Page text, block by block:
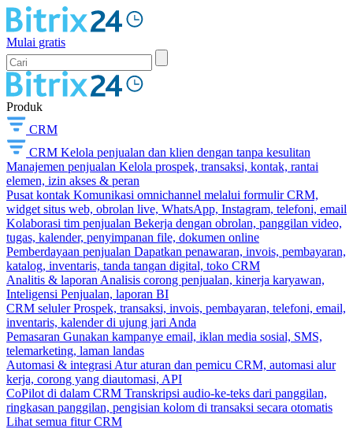
Mulai gratis
Produk
CRM
CRM Kelola penjualan dan klien dengan tanpa kesulitan
Manajemen penjualan Kelola prospek, transaksi, kontak, rantai
elemen, izin akses & peran
Pusat kontak Komunikasi omnichannel melalui formulir CRM,
widget situs web, obrolan live, WhatsApp, Instagram, telefoni, email
Kolaborasi tim penjualan Bekerja dengan obrolan, panggilan video,
tugas, kalender, penyimpanan file, dokumen online
Pemberdayaan penjualan Dapatkan penawaran, invois, pembayaran,
katalog, inventaris, tanda tangan digital, toko CRM
Analitis & laporan Analisis corong penjualan, kinerja karyawan,
Inteligensi Penjualan, laporan BI
CRM seluler Prospek, transaksi, invois, pembayaran, telefoni, email,
inventaris, kalender di ujung jari Anda
Pemasaran Gunakan kampanye email, iklan media sosial, SMS,
telemarketing, laman landas
Automasi & integrasi Atur aturan dan pemicu CRM, automasi alur
kerja, corong yang diautomasi, API
CoPilot di dalam CRM Transkripsi audio-ke-teks dari panggilan,
ringkasan panggilan, pengisian kolom di transaksi secara otomatis
Lihat semua fitur CRM